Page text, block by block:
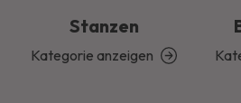
Stanzen
Kategorie anzeigen